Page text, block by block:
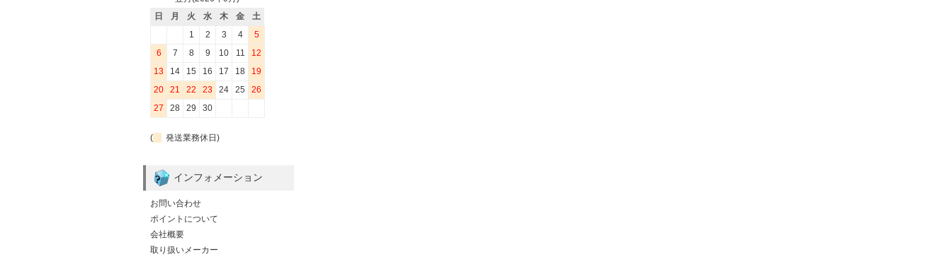
日
月 火 水 木 金
土
1
2 3 4
5
6
7 8 9 10 11
12
13
14 15 16 17 18
19
20
21 22 23 24 25
26
27
28 29 30
( 発送業務休日)
インフォメーション
お問い合わせ
ポイントについて
会社概要
取り扱いメーカー